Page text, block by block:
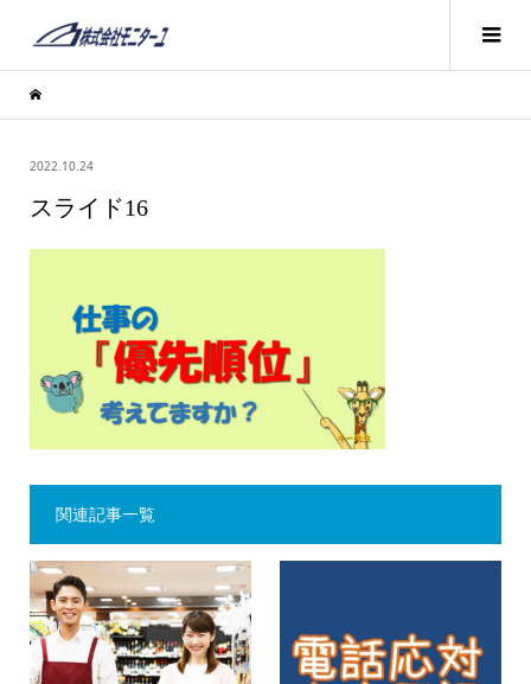
2022.10.24
スライド16
関連記事一覧